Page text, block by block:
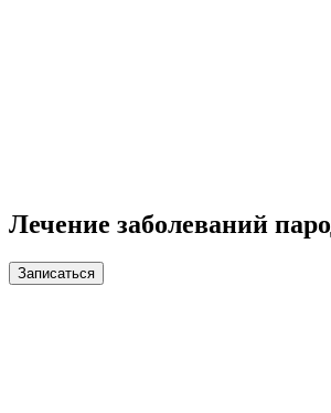
Лечение заболеваний
Записаться